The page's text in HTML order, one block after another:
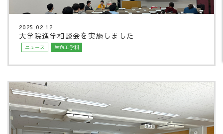
2025.02.12
大学院進学相談会を実施しました
ニュース 生命工学科